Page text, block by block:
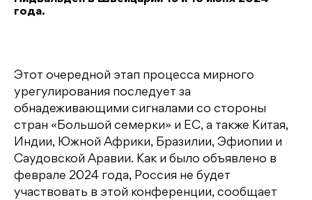
года.
Этот очередной этап процесса мирного
урегулирования последует за
обнадеживающими сигналами со стороны
стран «Большой семерки» и ЕС, а также Китая,
Индии, Южной Африки, Бразилии, Эфиопии и
Саудовской Аравии. Как и было объявлено в
феврале 2024 года, Россия не будет
участвовать в этой конференции, сообщает